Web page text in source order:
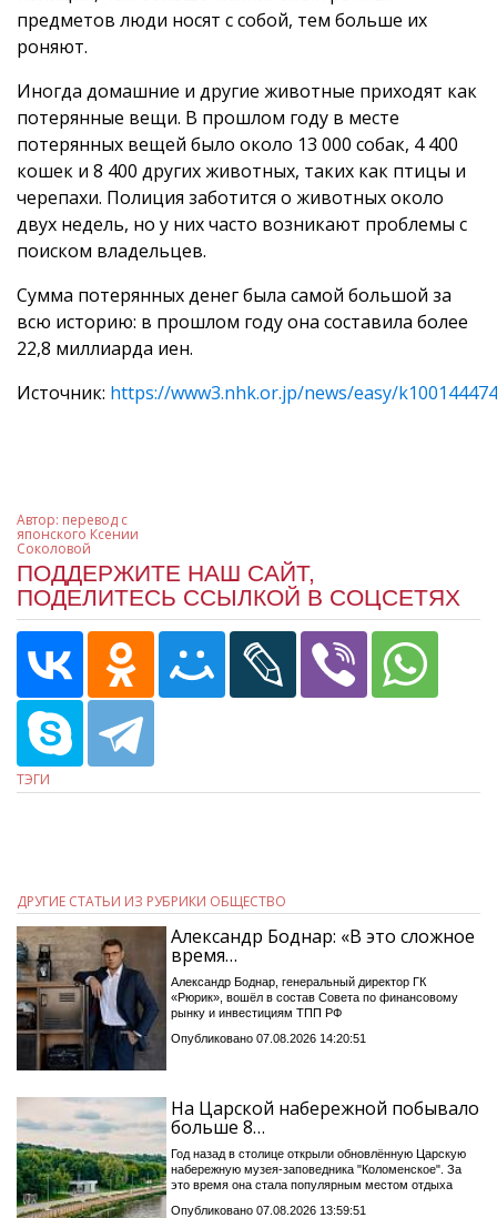
предметов люди носят с собой, тем больше их
роняют.
Иногда домашние и другие животные приходят как
потерянные вещи. В прошлом году в месте
потерянных вещей было около 13 000 собак, 4 400
кошек и 8 400 других животных, таких как птицы и
черепахи. Полиция заботится о животных около
двух недель, но у них часто возникают проблемы с
поиском владельцев.
Сумма потерянных денег была самой большой за
всю историю: в прошлом году она составила более
22,8 миллиарда иен.
Источник: https://www3.nhk.or.jp/news/easy/
Автор: перевод с
японского Ксении
Соколовой
ПОДДЕРЖИТЕ НАШ САЙТ,
ПОДЕЛИТЕСЬ ССЫЛКОЙ В СОЦСЕТЯХ
ТЭГИ
ДРУГИЕ СТАТЬИ ИЗ РУБРИКИ ОБЩЕСТВО
Александр Боднар: «В это сложное
время…
Александр Боднар, генеральный директор ГК
«Рюрик», вошёл в состав Совета по финансовому
рынку и инвестициям ТПП РФ
Опубликовано 07.08.2026 14:20:51
На Царской набережной побывало
больше 8…
Год назад в столице открыли обновлённую Царскую
набережную музея-заповедника "Коломенское". За
это время она стала популярным местом отдыха
Опубликовано 07.08.2026 13:59:51